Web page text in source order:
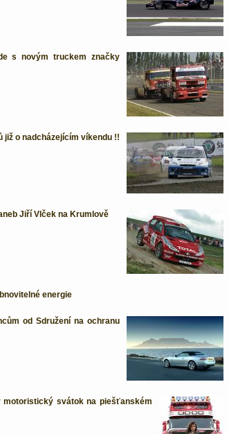
s novým truckem značky
již o nadcházejícím víkendu !!
Jiří Vlček na Krumlově
energie
od Sdružení na ochranu
motoristický svátok na piešťanském